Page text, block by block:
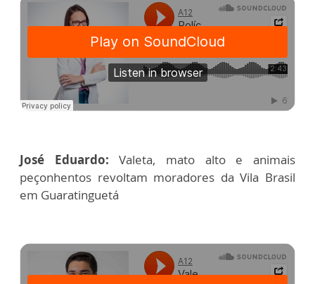
José Eduardo:Valeta, mato alto e animais
peçonhentos revoltam moradores da Vila Brasil
em Guaratinguetá